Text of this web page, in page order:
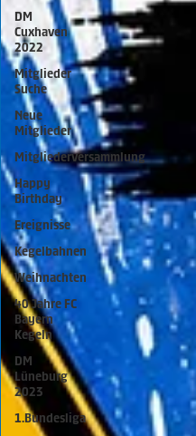
DM
Cuxhaven
2022
Mitglieder
Suche
Neue
Mitglieder
Mitgliederversammlung
Happy
Birthday
Ereignisse
Kegelbahnen
Weihnachten
40 Jahre FC
Bayern
Kegeln
DM
Lüneburg
2023
1.Bundesliga